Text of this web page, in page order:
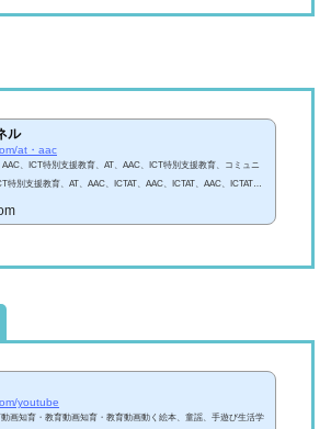
ル
at・aac
、ICT特別支援教育、AT、AAC、ICT特別支援教育、コミュニ
特別支援教育、AT、AAC、ICTAT、AAC、ICTAT、AAC、ICTAT、
youtube
画知育・教育動画知育・教育動画動く絵本、童謡、手遊び生活学